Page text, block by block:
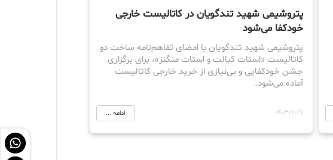
پتروشیمی شهید تندگویان در کاتالیست خارجی
خودکفا می‌شود
پتروشیمی شهید تندگویان با امضای تفاهم‌نامه ساخت دو
کاتالیست «استات کبالت و استات منگنز»، برای برگزاری
جشن خودکفایی و بی‌نیازی از خرید خارجی کاتالیست
آماده می‌شود.
1403/11/7 ادامه ...